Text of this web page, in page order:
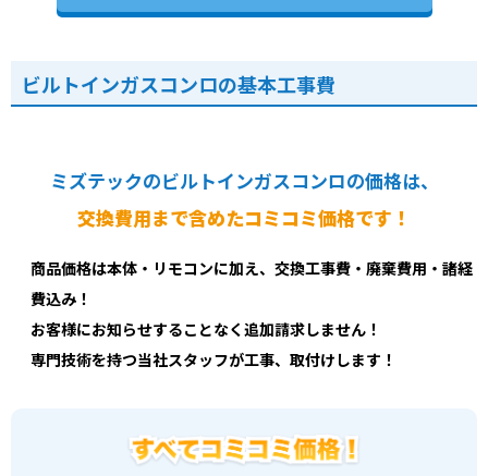
ビルトインガスコンロの基本工事費
ミズテックのビルトインガスコンロの価格は、
交換費用まで含めたコミコミ価格です！
商品価格は本体・リモコンに加え、交換工事費・廃棄費用・諸経
費込み！
お客様にお知らせすることなく追加請求しません！
専門技術を持つ当社スタッフが工事、取付けします！